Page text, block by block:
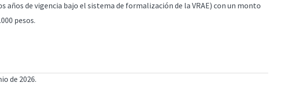
años de vigencia bajo el sistema de formalización de la VRAE) con un monto
pesos.
de 2026.